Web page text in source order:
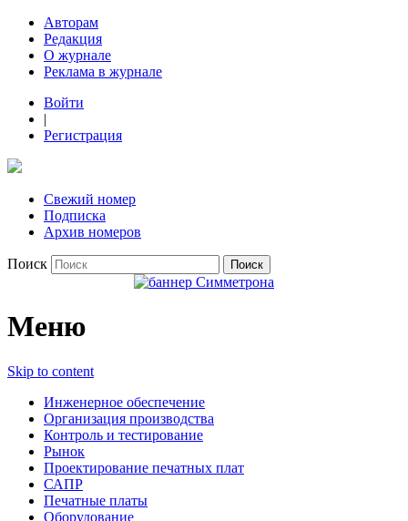
Авторам
Редакция
О журнале
Реклама в журнале
Войти
|
Регистрация
Свежий номер
Подписка
Архив номеров
Поиск
Меню
Skip to content
Инженерное обеспечение
Организация производства
Контроль и тестирование
Рынок
Проектирование печатных плат
САПР
Печатные платы
Оборудование